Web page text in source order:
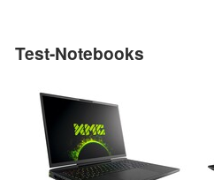
Test-Notebooks